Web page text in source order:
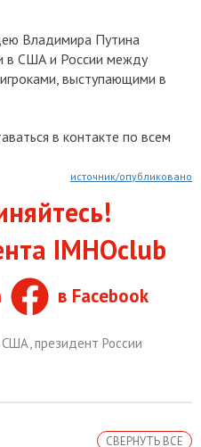
Владимира Путина
в США и России между
выступающими в
в контакте по всем
источник/опубликовано
IMHOclub
в Facebook
США,президент России
СВЕРНУТЬ ВСЕ